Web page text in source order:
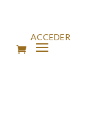
ACCEDER